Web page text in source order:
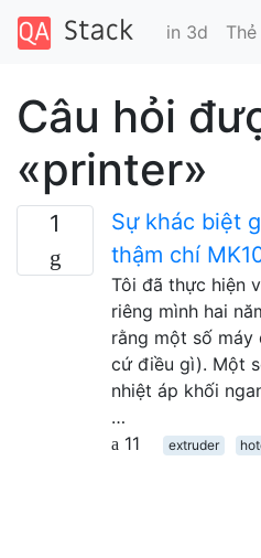
in 3d Thẻ
Câu hỏi
«printer»
1
Sự khác biệt
thậm chí
Tôi đã thực hiện
riêng mình hai
rằng một số máy
cứ điều gì). Một
nhiệt áp khối
…
11
extruder